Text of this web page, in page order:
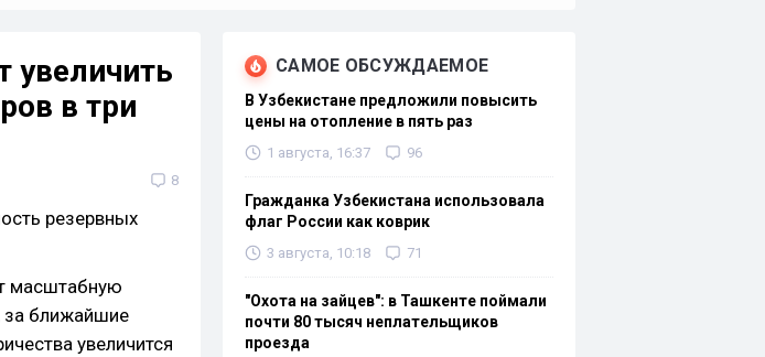
увеличить
в три
8
масштабную
за ближайшие
увеличится
САМОЕ ОБСУЖДАЕМОЕ
В Узбекистане предложили повысить
цены на отопление в пять раз
1 августа, 16:37 96
Гражданка Узбекистана использовала
флаг России как коврик
3 августа, 10:18 71
"Охота на зайцев": в Ташкенте поймали
почти 80 тысяч неплательщиков
проезда